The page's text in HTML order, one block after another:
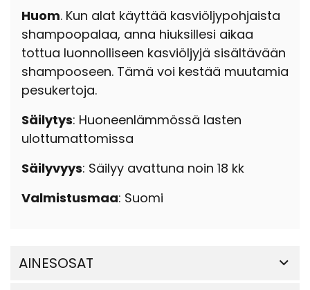
Huom. Kun alat käyttää kasviöljypohjaista
shampoopalaa, anna hiuksillesi aikaa
tottua luonnolliseen kasviöljyjä sisältävään
shampooseen. Tämä voi kestää muutamia
pesukertoja.
Säilytys: Huoneenlämmössä lasten
ulottumattomissa
Säilyvyys: Säilyy avattuna noin 18 kk
Valmistusmaa: Suomi
AINESOSAT